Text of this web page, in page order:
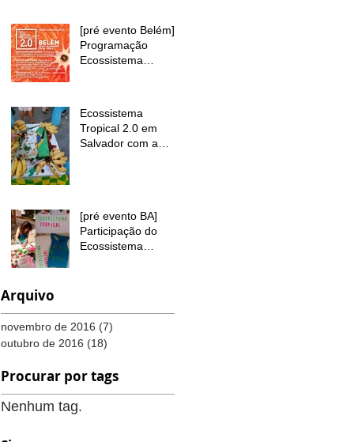
[pré evento Belém]
Programação
Ecossistema
Ecossistema
Tropical 2.0 em
Salvador com a
[pré evento BA]
Participação do
Ecossistema
Arquivo
novembro de 2016 (7)
outubro de 2016 (18)
Procurar por tags
Nenhum tag.